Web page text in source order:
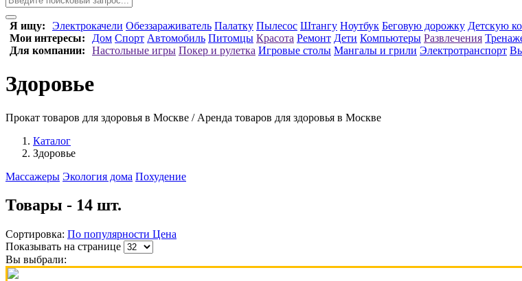
Я ищу: Электрокачели Обеззараживатель Палатку Пылесос Штангу Ноутбук Беговую дорожку Детскую
Мои интересы:
Дом Спорт Автомобиль Питомцы Красота Ремонт Дети Компьютеры Развлечения
Для компании:
Настольные игры Покер и рулетка Игровые столы Мангалы и грили Электротранспорт
Здоровье
Прокат товаров для здоровья в Москве / Аренда товаров для здоровья в Москве
Каталог
Здоровье
Массажеры Экология дома Похудение
Товары - 14 шт.
Сортировка: По популярности Цена
Показывать на странице
Вы выбрали: